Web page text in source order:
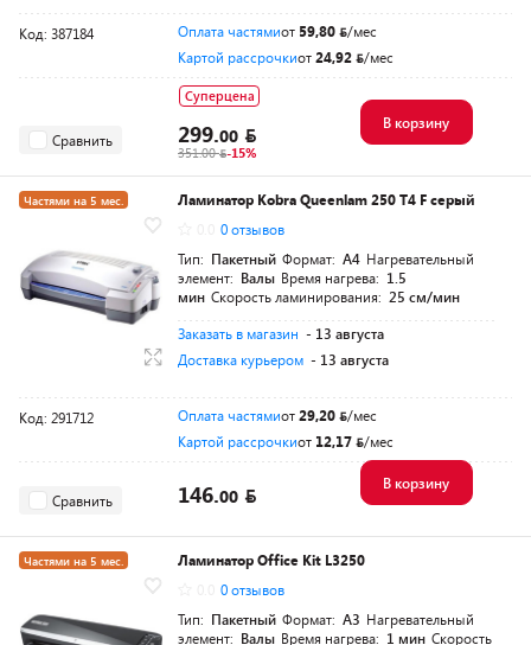
Код: 387184 Оплата частямиот 59,80
/мес
Картой рассрочкиот24,92 /мес
Сравнить
Суперцена
299.00
351.00 -15%
В корзину
Частями на 5 мес.
Ламинатор Kobra Queenlam 250 T4 F серый
0 отзывов
Тип: Пакетный Формат: A4 Нагревательный
элемент: Валы Время нагрева: 1.5
мин Скорость ламинирования: 25 см/мин
Заказать в магазин - 13 августа
Доставка курьером - 13 августа
Код: 291712 Оплата частямиот29,20
/мес
Картой рассрочкиот 12,17 /мес
Сравнить 146.00
В корзину
Частями на 5 мес.
Ламинатор Office Kit L3250
0 отзывов
Тип: Пакетный Формат: A3 Нагревательный
элемент: Валы Время нагрева: 1 мин Скорость